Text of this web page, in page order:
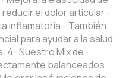
el dolor articular -
inflamatoria - También
para ayudar a la salud
4- Nuestro Mix de
balanceados